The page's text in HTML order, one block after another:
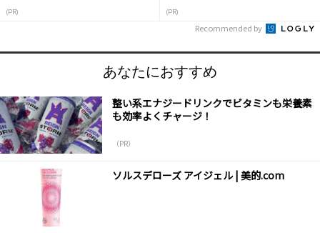
(PR) (PR)
Recommended by
あなたにおすすめ
整い系エナジードリンクでビタミンも栄養素
も効率よくチャージ！
（PR）
ソルスデローズ アイジェル | 美的.com